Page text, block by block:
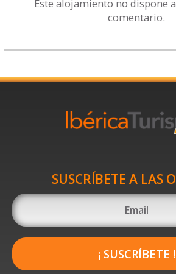
Este alojamiento no dispone
comentario.
SUSCRÍBETE A LAS
¡ SUSCRÍBETE !